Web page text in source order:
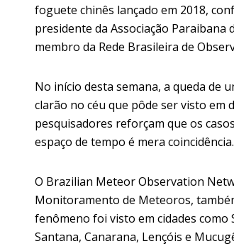
foguete chinês lançado em 2018,
presidente da Associação
membro da Rede Brasileira de
No início desta semana, a queda de
clarão no céu que pôde ser visto em
pesquisadores reforçam que os
espaço de tempo é mera coincidência.
O Brazilian Meteor Observation
Monitoramento de Meteoros,
fenômeno foi visto em cidades como
Santana, Canarana, Lençóis e